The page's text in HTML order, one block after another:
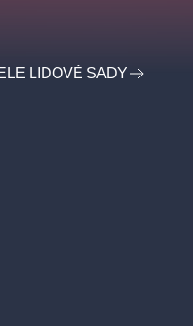
LIDOVÉ SADY